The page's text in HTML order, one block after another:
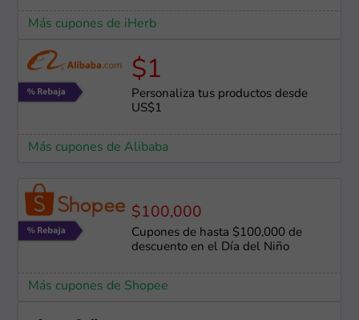
Más cupones de iHerb
$1
Personaliza tus productos desde
US$1
Más cupones de Alibaba
$100,000
Cupones de hasta $100,000 de
descuento en el Día del Niño
Más cupones de Shopee